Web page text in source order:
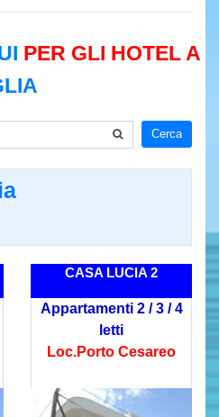
PER GLI HOTEL A
Cerca
CASA LUCIA 2
Appartamenti 2 / 3 / 4
letti
Loc.Porto Cesareo